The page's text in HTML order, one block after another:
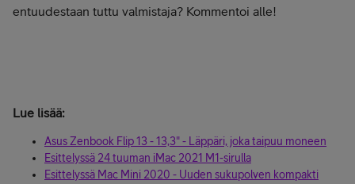
entuudestaan tuttu valmistaja? Kommentoi alle!
Lue lisää:
Asus Zenbook Flip 13 - 13,3" - Läppäri, joka taipuu moneen
Esittelyssä 24 tuuman iMac 2021 M1-sirulla
Esittelyssä Mac Mini 2020 - Uuden sukupolven kompakti